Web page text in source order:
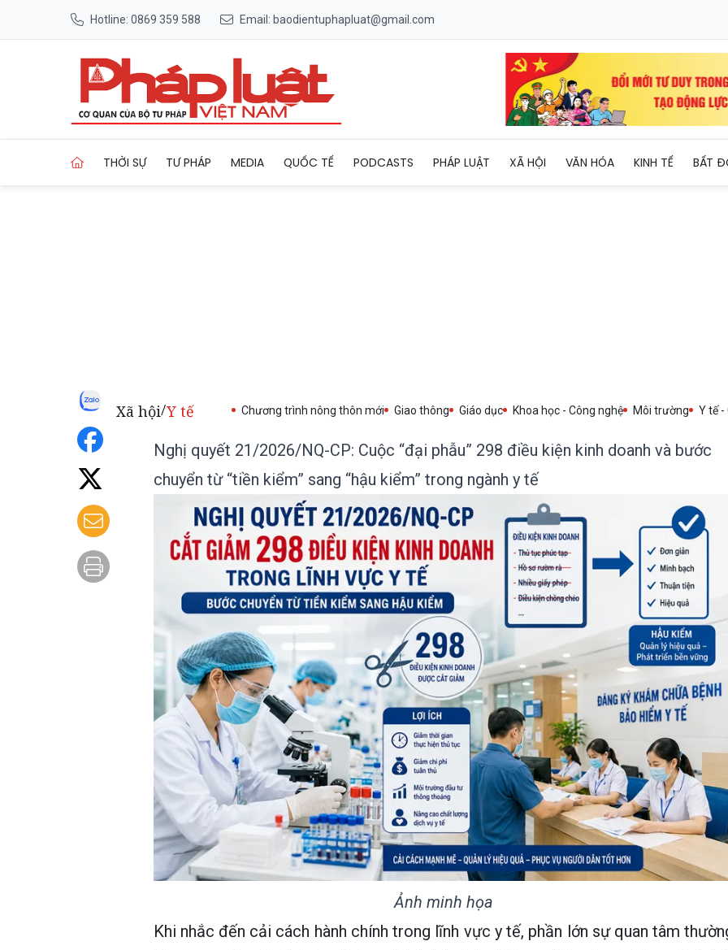
Hotline: 0869 359 588 Email: baodientuphapluat@gmail.com
THỜI SỰ TƯ PHÁP MEDIA QUỐC TẾ PODCASTS PHÁP LUẬT XÃ HỘI VĂN HÓA KINH TẾ BẤT
Xã hội/Y tế Chương trình nông thôn mới Giao thông Giáo dục Khoa học - Công nghệ Môi trường Y tế -
Nghị quyết 21/2026/NQ-CP: Cuộc “đại phẫu” 298 điều kiện kinh doanh và bước
chuyển từ “tiền kiểm” sang “hậu kiểm” trong ngành y tế
Ảnh minh họa
Khi nhắc đến cải cách hành chính trong lĩnh vực y tế, phần lớn sự quan tâm